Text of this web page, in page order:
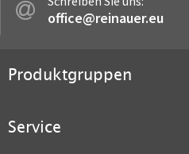
office@reinauer.eu
Produktgruppen
Service